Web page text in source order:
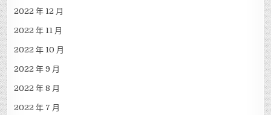
2022 年 12 月
2022 年 11 月
2022 年 10 月
2022 年 9 月
2022 年 8 月
2022 年 7 月